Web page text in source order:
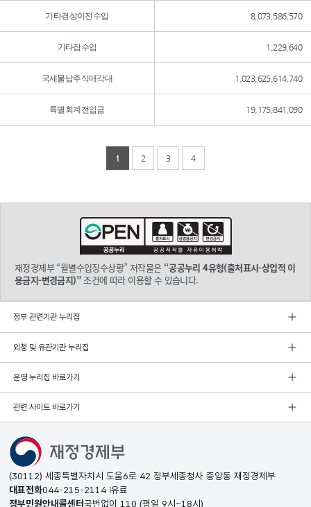
기타경상이전수입 8,073,586,570
기타잡수입 1,229,640
국세물납주식매각대 1,023,625,614,740
특별회계전입금 19,175,841,090
1 2 3 4
재정경제부 “월별수입징수상황” 저작물은 “공공누리 4유형(출처표시-상업적 이
용금지-변경금지)”조건에 따라 이용할 수 있습니다.
정부 관련기관 누리집
외청 및 유관기관 누리집
운영 누리집 바로가기
관련 사이트 바로가기
(30112) 세종특별자치시 도움6로 42 정부세종청사 중앙동 재정경제부
대표전화044-215-2114 유료
정부민원안내콜센터국번없이 110 (평일 9시~18시)